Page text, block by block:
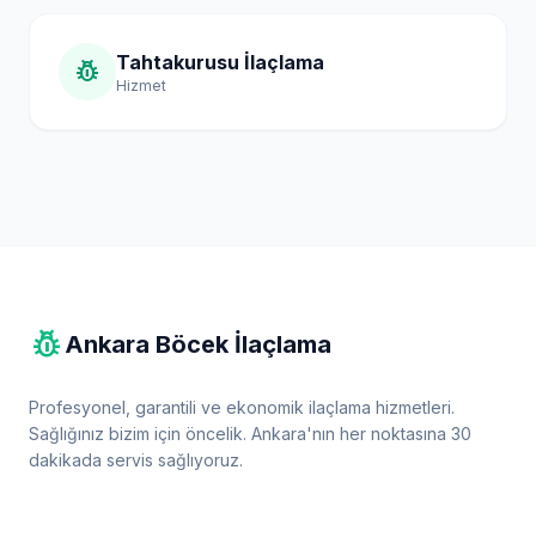
pest_control Tahtakurusu İlaçlama
Hizmet
pest_control Ankara Böcek İlaçlama
Profesyonel, garantili ve ekonomik ilaçlama hizmetleri.
Sağlığınız bizim için öncelik. Ankara'nın her noktasına 30
dakikada servis sağlıyoruz.